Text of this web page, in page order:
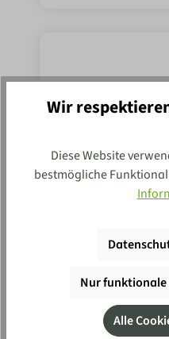
2
In den
Wir
Diese Website
bestmögliche
Nur funktionale
Alle